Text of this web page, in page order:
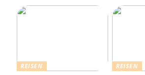
REISEN
REISEN